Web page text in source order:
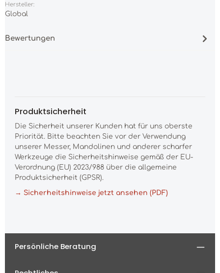
Hersteller:
Global
Bewertungen
Produktsicherheit
Die Sicherheit unserer Kunden hat für uns oberste
Priorität. Bitte beachten Sie vor der Verwendung
unserer Messer, Mandolinen und anderer scharfer
Werkzeuge die Sicherheitshinweise gemäß der EU-
Verordnung (EU) 2023/988 über die allgemeine
Produktsicherheit (GPSR).
→ Sicherheitshinweise jetzt ansehen (PDF)
Persönliche Beratung